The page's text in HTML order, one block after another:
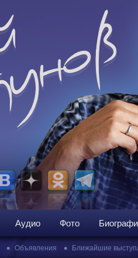
Аудио Фото
• Объявления • Ближайшие